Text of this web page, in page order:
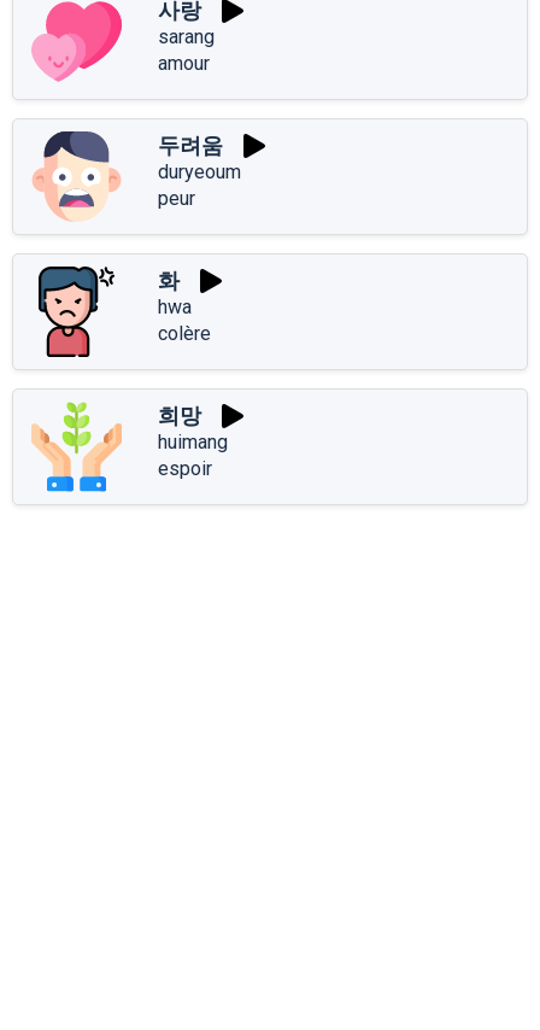
사랑
sarang
amour
두려움
duryeoum
peur
화
hwa
colère
희망
huimang
espoir